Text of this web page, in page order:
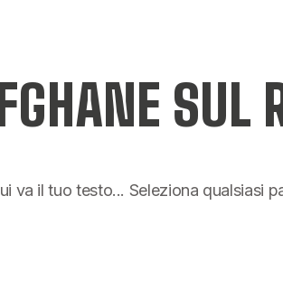
SUL
va il tuo testo... Seleziona qualsiasi